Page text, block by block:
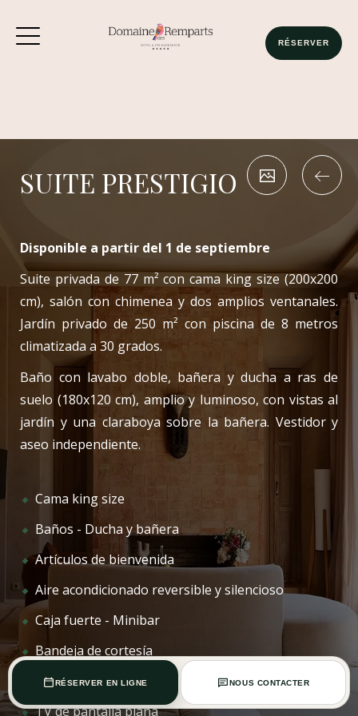
RÉSERVER
1 Chambre
2 Adultes
SUITE PRESTIGIO
Disponible a partir del 1 de septiembre
Suite privada de 77 m² con cama king size (200x200
cm), salón con chimenea y dos amplios ventanales.
Jardín privado de 250 m² con piscina de 8 metros
climatizada a 30 grados.
Baño con lavabo doble, bañera y ducha a ras de
suelo (180x120 cm), amplio y luminoso, con vistas al
jardín y una claraboya sobre la bañera. Vestidor y
aseo independiente.
Cama king size
Baños - Ducha y bañera
Artículos de bienvenida
Aire acondicionado reversible y silencioso
Caja fuerte - Minibar
Bandeja de cortesía
Wi-Fi de alta velocidad
TV de pantalla plana
RÉSERVER EN LIGNE NOUS CONTACTER